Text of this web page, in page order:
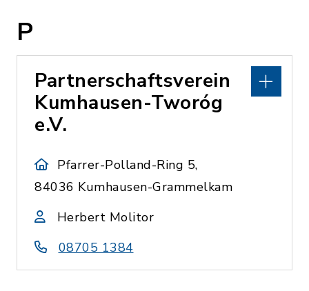
P
Partnerschaftsverein
Kumhausen-Tworóg
e.V.
Pfarrer-Polland-Ring 5,
84036 Kumhausen-Grammelkam
Herbert Molitor
08705 1384